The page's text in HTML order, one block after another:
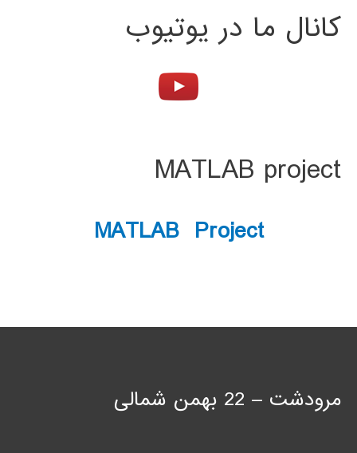
کانال ما در یوتیوب
MATLAB project
MATLAB Project
مرودشت – 22 بهمن شمالی